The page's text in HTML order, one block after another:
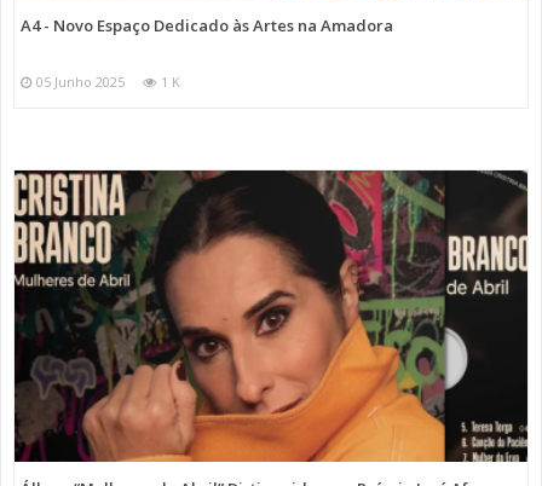
A4 - Novo Espaço Dedicado às Artes na Amadora
05 Junho 2025 1 K